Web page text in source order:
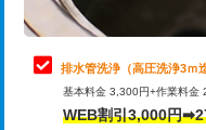
排水管工事（排水管工
排水管工事（追加 排水
え）
マス交換（土の掘削・
止水・漏水調査・防水
理・調整・分解・加工な
止水・漏水調査・防水
理・調整・分解・加工
排水管洗浄（高圧洗浄3ｍ
基本料金 3,300円+作業料金
WEB割引3,000円